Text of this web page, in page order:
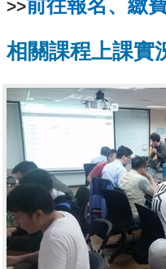
>>前往報名、繳
相關課程上課實